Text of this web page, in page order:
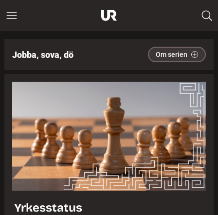
Jobba, sova, dö Om serien
Yrkesstatus